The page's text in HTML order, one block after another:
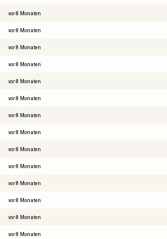
vor 8 Monaten
vor 8 Monaten
vor 8 Monaten
vor 8 Monaten
vor 8 Monaten
vor 8 Monaten
vor 8 Monaten
vor 8 Monaten
vor 8 Monaten
vor 8 Monaten
vor 8 Monaten
vor 8 Monaten
vor 8 Monaten
vor 8 Monaten